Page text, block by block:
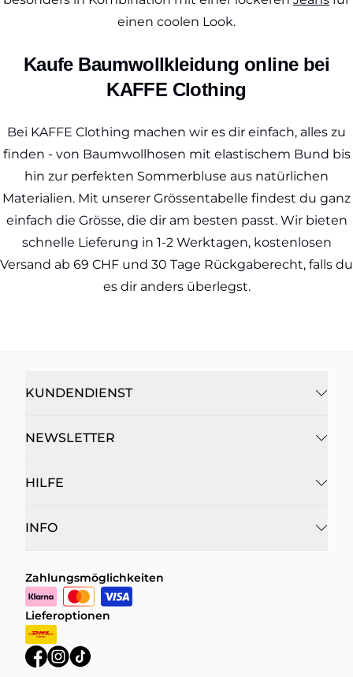
einen coolen Look.
Kaufe Baumwollkleidung online bei
KAFFE Clothing
Bei KAFFE Clothing machen wir es dir einfach, alles zu
finden - von Baumwollhosen mit elastischem Bund bis
hin zur perfekten Sommerbluse aus natürlichen
Materialien. Mit unserer Grössentabelle findest du ganz
einfach die Grösse, die dir am besten passt. Wir bieten
schnelle Lieferung in 1-2 Werktagen, kostenlosen
Versand ab 69 CHF und 30 Tage Rückgaberecht, falls du
es dir anders überlegst.
KUNDENDIENST
NEWSLETTER
HILFE
INFO
Zahlungsmöglichkeiten
Lieferoptionen